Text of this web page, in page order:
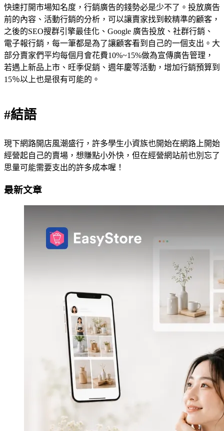
快速打開市場知名度，行銷廣告的錢勢必是少不了。投放廣告
前的內容、活動行銷的分析，可以讓賣家找到較精準的顧客，
之後的SEO搜群引擎最佳化、Google 廣告投放、社群行銷、
電子報行銷，每一筆都是為了讓顧客看到自己的一個支出。大
部分賣家們平均每個月會花費10%~15%做為宣傳廣告管理，
若遇上新品上市、旺季促銷、週年慶等活動，增加行銷預算到
15％以上也是很有可能的。
#結語
現下網路開店風潮盛行，許多學生小資族也開始在網路上開始
經營起自己的賣場，想賺點小外快，但在經營網站前也別忘了
思量可能需要支出的許多成本喔！
最新文章